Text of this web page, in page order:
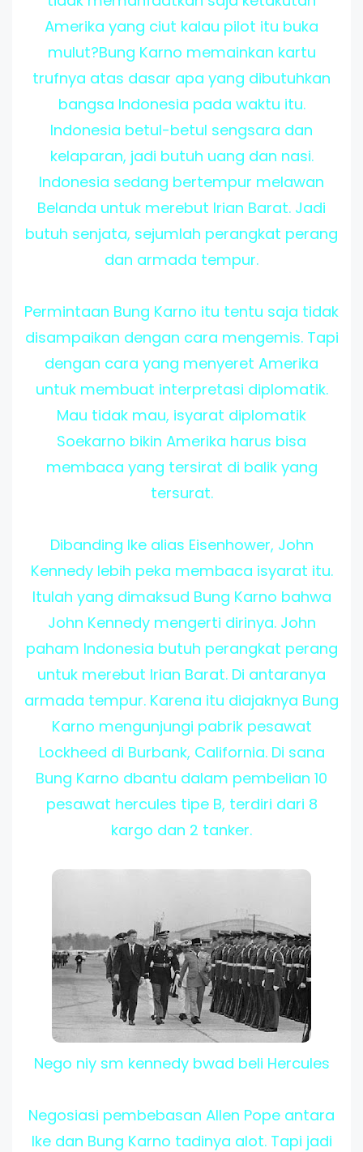
Amerika yang ciut kalau pilot itu buka
mulut?Bung Karno memainkan kartu
trufnya atas dasar apa yang dibutuhkan
bangsa Indonesia pada waktu itu.
Indonesia betul-betul sengsara dan
kelaparan, jadi butuh uang dan nasi.
Indonesia sedang bertempur melawan
Belanda untuk merebut Irian Barat. Jadi
butuh senjata, sejumlah perangkat perang
dan armada tempur.
Permintaan Bung Karno itu tentu saja tidak
disampaikan dengan cara mengemis. Tapi
dengan cara yang menyeret Amerika
untuk membuat interpretasi diplomatik.
Mau tidak mau, isyarat diplomatik
Soekarno bikin Amerika harus bisa
membaca yang tersirat di balik yang
tersurat.
Dibanding Ike alias Eisenhower, John
Kennedy lebih peka membaca isyarat itu.
Itulah yang dimaksud Bung Karno bahwa
John Kennedy mengerti dirinya. John
paham Indonesia butuh perangkat perang
untuk merebut Irian Barat. Di antaranya
armada tempur. Karena itu diajaknya Bung
Karno mengunjungi pabrik pesawat
Lockheed di Burbank, California. Di sana
Bung Karno dbantu dalam pembelian 10
pesawat hercules tipe B, terdiri dari 8
kargo dan 2 tanker.
Nego niy sm kennedy bwad beli Hercules
Negosiasi pembebasan Allen Pope antara
Ike dan Bung Karno tadinya alot. Tapi jadi